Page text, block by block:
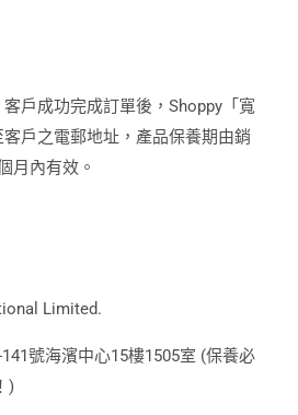
戶成功完成訂單後，Shoppy「寬
戶之電郵地址，產品保養期由銷
月內有效。
Limited.
號海濱中心15樓1505室 (保養必
)